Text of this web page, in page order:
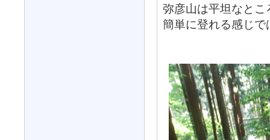
弥彦山は平坦なと
簡単に登れる感じで